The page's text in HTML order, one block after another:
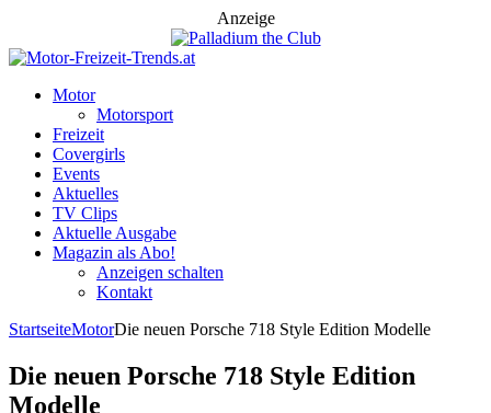
Anzeige
Motor
Motorsport
Freizeit
Covergirls
Events
Aktuelles
TV Clips
Aktuelle Ausgabe
Magazin als Abo!
Anzeigen schalten
Kontakt
StartseiteMotorDie neuen Porsche 718 Style Edition Modelle
Die neuen Porsche 718 Style Edition
Modelle